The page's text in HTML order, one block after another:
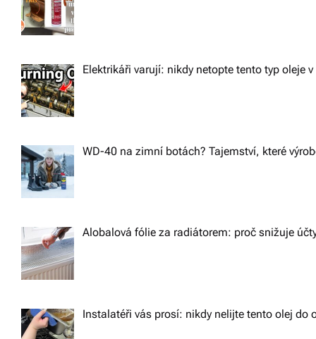
Elektrikáři varují: nikdy netopte tento typ oleje v
WD-40 na zimní botách? Tajemství, které
Alobalová fólie za radiátorem: proč snižuje
Instalatéři vás prosí: nikdy nelijte tento olej do